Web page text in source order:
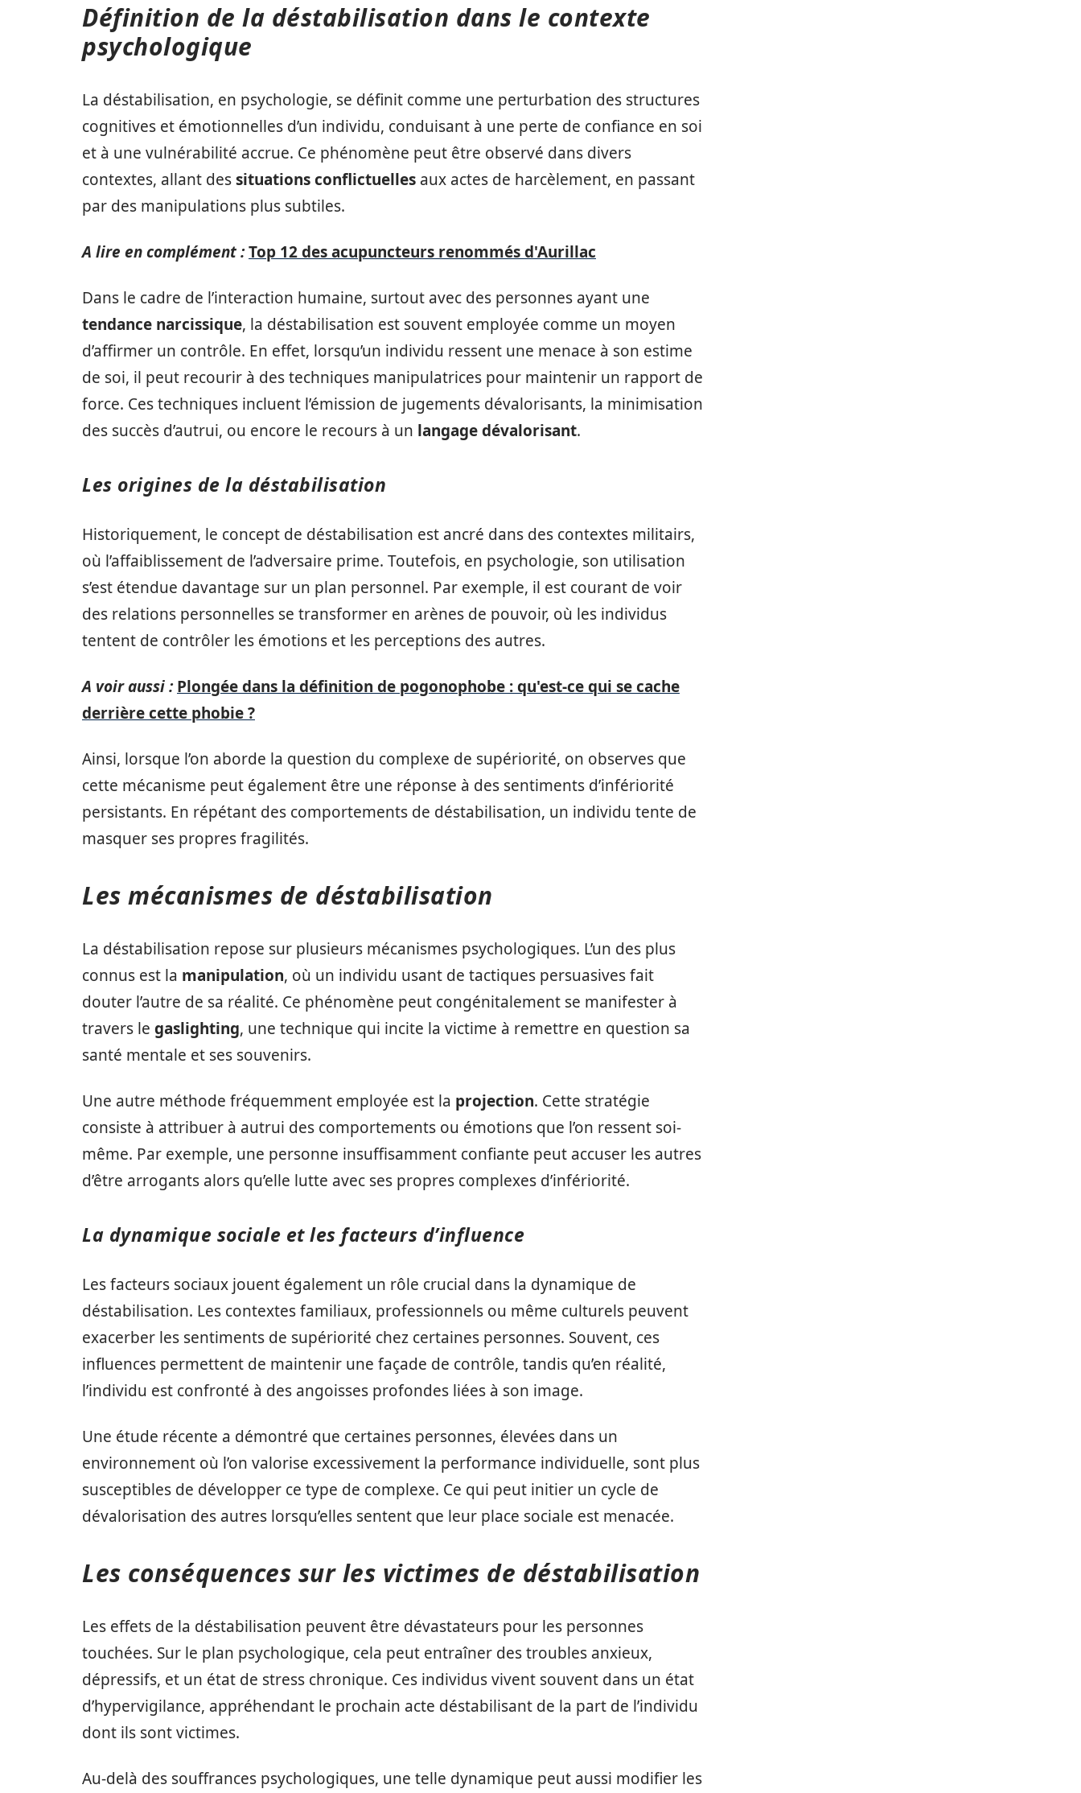
Définition de la déstabilisation dans le contexte
psychologique
La déstabilisation, en psychologie, se définit comme une perturbation des structures
cognitives et émotionnelles d’un individu, conduisant à une perte de confiance en soi
et à une vulnérabilité accrue. Ce phénomène peut être observé dans divers
contextes, allant dessituations conflictuelles aux actes de harcèlement, en passant
par des manipulations plus subtiles.
A lire en complément :Top 12 des acupuncteurs renommés d'Aurillac
Dans le cadre de l’interaction humaine, surtout avec des personnes ayant une
tendance narcissique, la déstabilisation est souvent employée comme un moyen
d’affirmer un contrôle. En effet, lorsqu’un individu ressent une menace à son estime
de soi, il peut recourir à des techniques manipulatrices pour maintenir un rapport de
force. Ces techniques incluent l’émission de jugements dévalorisants, la minimisation
des succès d’autrui, ou encore le recours à un langage dévalorisant.
Les origines de la déstabilisation
Historiquement, le concept de déstabilisation est ancré dans des contextes militairs,
où l’affaiblissement de l’adversaire prime. Toutefois, en psychologie, son utilisation
s’est étendue davantage sur un plan personnel. Par exemple, il est courant de voir
des relations personnelles se transformer en arènes de pouvoir, où les individus
tentent de contrôler les émotions et les perceptions des autres.
A voir aussi : Plongée dans la définition de pogonophobe : qu'est-ce qui se cache
derrière cette phobie ?
Ainsi, lorsque l’on aborde la question du complexe de supériorité, on observes que
cette mécanisme peut également être une réponse à des sentiments d’infériorité
persistants. En répétant des comportements de déstabilisation, un individu tente de
masquer ses propres fragilités.
Les mécanismes de déstabilisation
La déstabilisation repose sur plusieurs mécanismes psychologiques. L’un des plus
connus est la manipulation, où un individu usant de tactiques persuasives fait
douter l’autre de sa réalité. Ce phénomène peut congénitalement se manifester à
travers le gaslighting, une technique qui incite la victime à remettre en question sa
santé mentale et ses souvenirs.
Une autre méthode fréquemment employée est la projection. Cette stratégie
consiste à attribuer à autrui des comportements ou émotions que l’on ressent soi-
même. Par exemple, une personne insuffisamment confiante peut accuser les autres
d’être arrogants alors qu’elle lutte avec ses propres complexes d’infériorité.
La dynamique sociale et les facteurs d’influence
Les facteurs sociaux jouent également un rôle crucial dans la dynamique de
déstabilisation. Les contextes familiaux, professionnels ou même culturels peuvent
exacerber les sentiments de supériorité chez certaines personnes. Souvent, ces
influences permettent de maintenir une façade de contrôle, tandis qu’en réalité,
l’individu est confronté à des angoisses profondes liées à son image.
Une étude récente a démontré que certaines personnes, élevées dans un
environnement où l’on valorise excessivement la performance individuelle, sont plus
susceptibles de développer ce type de complexe. Ce qui peut initier un cycle de
dévalorisation des autres lorsqu’elles sentent que leur place sociale est menacée.
Les conséquences sur les victimes de déstabilisation
Les effets de la déstabilisation peuvent être dévastateurs pour les personnes
touchées. Sur le plan psychologique, cela peut entraîner des troubles anxieux,
dépressifs, et un état de stress chronique. Ces individus vivent souvent dans un état
d’hypervigilance, appréhendant le prochain acte déstabilisant de la part de l’individu
dont ils sont victimes.
Au-delà des souffrances psychologiques, une telle dynamique peut aussi modifier les